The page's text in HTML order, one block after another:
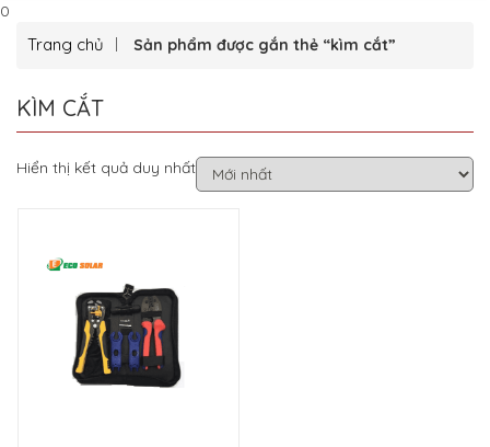
0
Trang chủ Sản phẩm được gắn thẻ “kìm cắt”
KÌM CẮT
Hiển thị kết quả duy nhất